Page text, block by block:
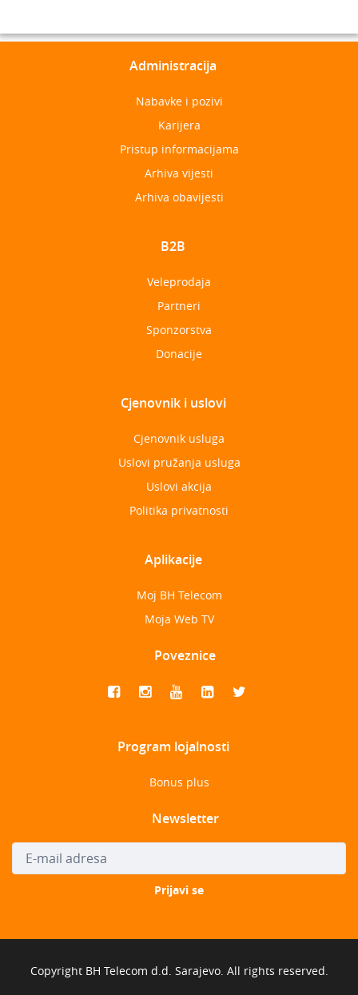
Administracija
Nabavke i pozivi
Karijera
Pristup informacijama
Arhiva vijesti
Arhiva obavijesti
B2B
Veleprodaja
Partneri
Sponzorstva
Donacije
Cjenovnik i uslovi
Cjenovnik usluga
Uslovi pružanja usluga
Uslovi akcija
Politika privatnosti
Aplikacije
Moj BH Telecom
Moja Web TV
Poveznice
Program lojalnosti
Bonus plus
Newsletter
Copyright BH Telecom d.d. Sarajevo. All rights reserved.